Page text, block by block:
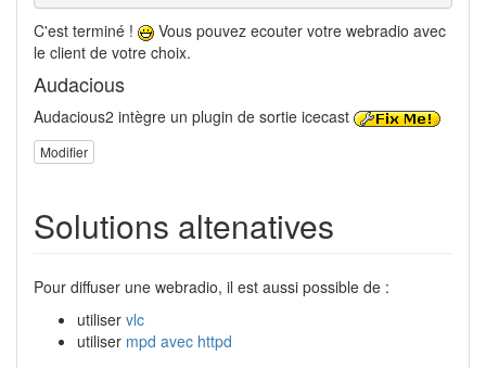
C'est terminé !
Vous pouvez ecouter votre webradio avec
le client de votre choix.
Audacious
Audacious2 intègre un plugin de sortie icecast
Modifier
Solutions altenatives
Pour diffuser une webradio, il est aussi possible de :
utiliser vlc
utiliser mpd avec httpd